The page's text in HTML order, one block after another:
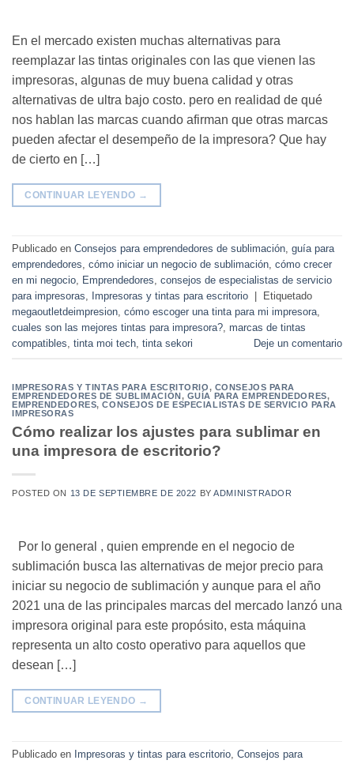
En el mercado existen muchas alternativas para
reemplazar las tintas originales con las que vienen las
impresoras, algunas de muy buena calidad y otras
alternativas de ultra bajo costo. pero en realidad de qué
nos hablan las marcas cuando afirman que otras marcas
pueden afectar el desempeño de la impresora? Que hay
de cierto en […]
CONTINUAR LEYENDO →
Publicado en Consejos para emprendedores de sublimación, guía para
emprendedores, cómo iniciar un negocio de sublimación, cómo crecer
en mi negocio, Emprendedores, consejos de especialistas de servicio
para impresoras, Impresoras y tintas para escritorio
Etiquetado
megaoutletdeimpresion, cómo escoger una tinta para mi impresora,
cuales son las mejores tintas para impresora?, marcas de tintas
compatibles, tinta moi tech, tinta sekori Deje un comentario
IMPRESORAS Y TINTAS PARA ESCRITORIO, CONSEJOS PARA
EMPRENDEDORES DE SUBLIMACIÓN, GUÍA PARA EMPRENDEDORES,
EMPRENDEDORES,CONSEJOS DE ESPECIALISTAS DE SERVICIO PARA
IMPRESORAS
Cómo realizar los ajustes para sublimar en
una impresora de escritorio?
POSTED ON 13 DE SEPTIEMBRE DE 2022 BYADMINISTRADOR
Por lo general , quien emprende en el negocio de
sublimación busca las alternativas de mejor precio para
iniciar su negocio de sublimación y aunque para el año
2021 una de las principales marcas del mercado lanzó una
impresora original para este propósito, esta máquina
representa un alto costo operativo para aquellos que
desean […]
CONTINUAR LEYENDO →
Publicado en Impresoras y tintas para escritorio Consejos para